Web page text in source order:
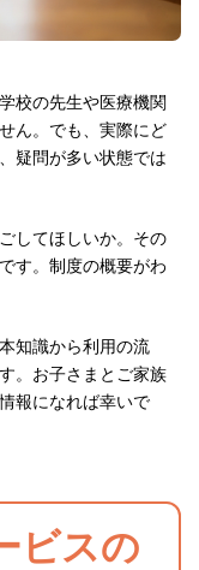
校の先生や医療機関
ん。でも、実際にど
疑問が多い状態では
してほしいか。その
す。制度の概要がわ
知識から利用の流
。お子さまとご家族
報になれば幸いで
ビスの